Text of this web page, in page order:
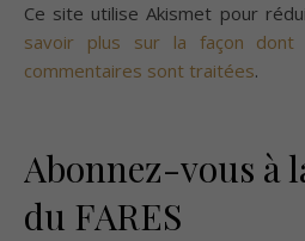
Ce site utilise Akismet pour
savoir plus sur la façon
commentaires sont traitées.
Abonnez-vous à
du FARES